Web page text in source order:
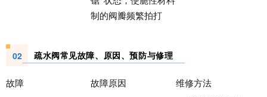
制的阀瓣频繁拍打
02 疏水阀常见故障、原因、预防与修理
故障 故障原因 维修方法